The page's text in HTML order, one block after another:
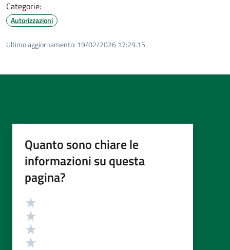
Categorie:
Autorizzazioni
Ultimo aggiornamento: 19/02/2026 17:29.15
Quanto sono chiare le
informazioni su questa
pagina?
Valutazione